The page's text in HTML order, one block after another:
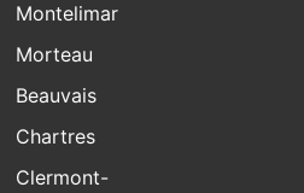
Montelimar
Morteau
Beauvais
Chartres
Clermont-